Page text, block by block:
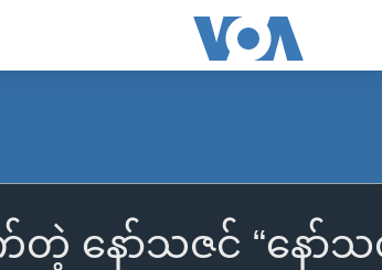
ော်သဇင် “နော်သဇ